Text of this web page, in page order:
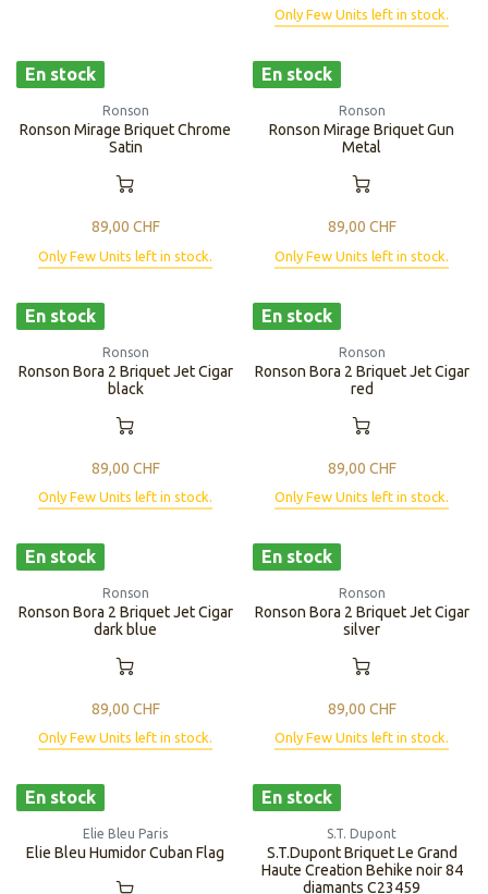
Only Few Units left in stock.
En stock
Ronson
Ronson Mirage Briquet Chrome
Satin
89,00 CHF
Only Few Units left in stock.
En stock
Ronson
Ronson Mirage Briquet Gun
Metal
89,00 CHF
Only Few Units left in stock.
En stock
Ronson
Ronson Bora 2 Briquet Jet Cigar
black
89,00 CHF
Only Few Units left in stock.
En stock
Ronson
Ronson Bora 2 Briquet Jet Cigar
red
89,00 CHF
Only Few Units left in stock.
En stock
Ronson
Ronson Bora 2 Briquet Jet Cigar
dark blue
89,00 CHF
Only Few Units left in stock.
En stock
Ronson
Ronson Bora 2 Briquet Jet Cigar
silver
89,00 CHF
Only Few Units left in stock.
En stock
Elie Bleu Paris
Elie Bleu Humidor Cuban Flag
En stock
S.T. Dupont
S.T.Dupont Briquet Le Grand
Haute Creation Behike noir 84
diamants C23459